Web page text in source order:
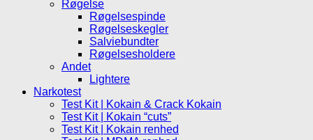
Røgelse
Røgelsespinde
Røgelseskegler
Salviebundter
Røgelsesholdere
Andet
Lightere
Narkotest
Test Kit | Kokain & Crack Kokain
Test Kit | Kokain “cuts”
Test Kit | Kokain renhed